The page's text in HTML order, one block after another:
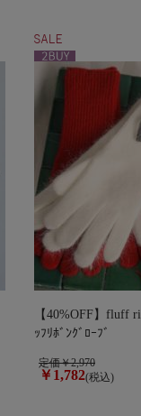
【40%OFF】fluff
ｯﾌﾘﾎﾞﾝｸﾞﾛｰﾌﾞ
定価￥2,970
￥1,782(税込)